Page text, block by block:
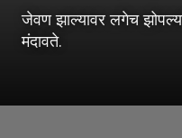
जेवण झाल्यावर लगेच
मंदावते.